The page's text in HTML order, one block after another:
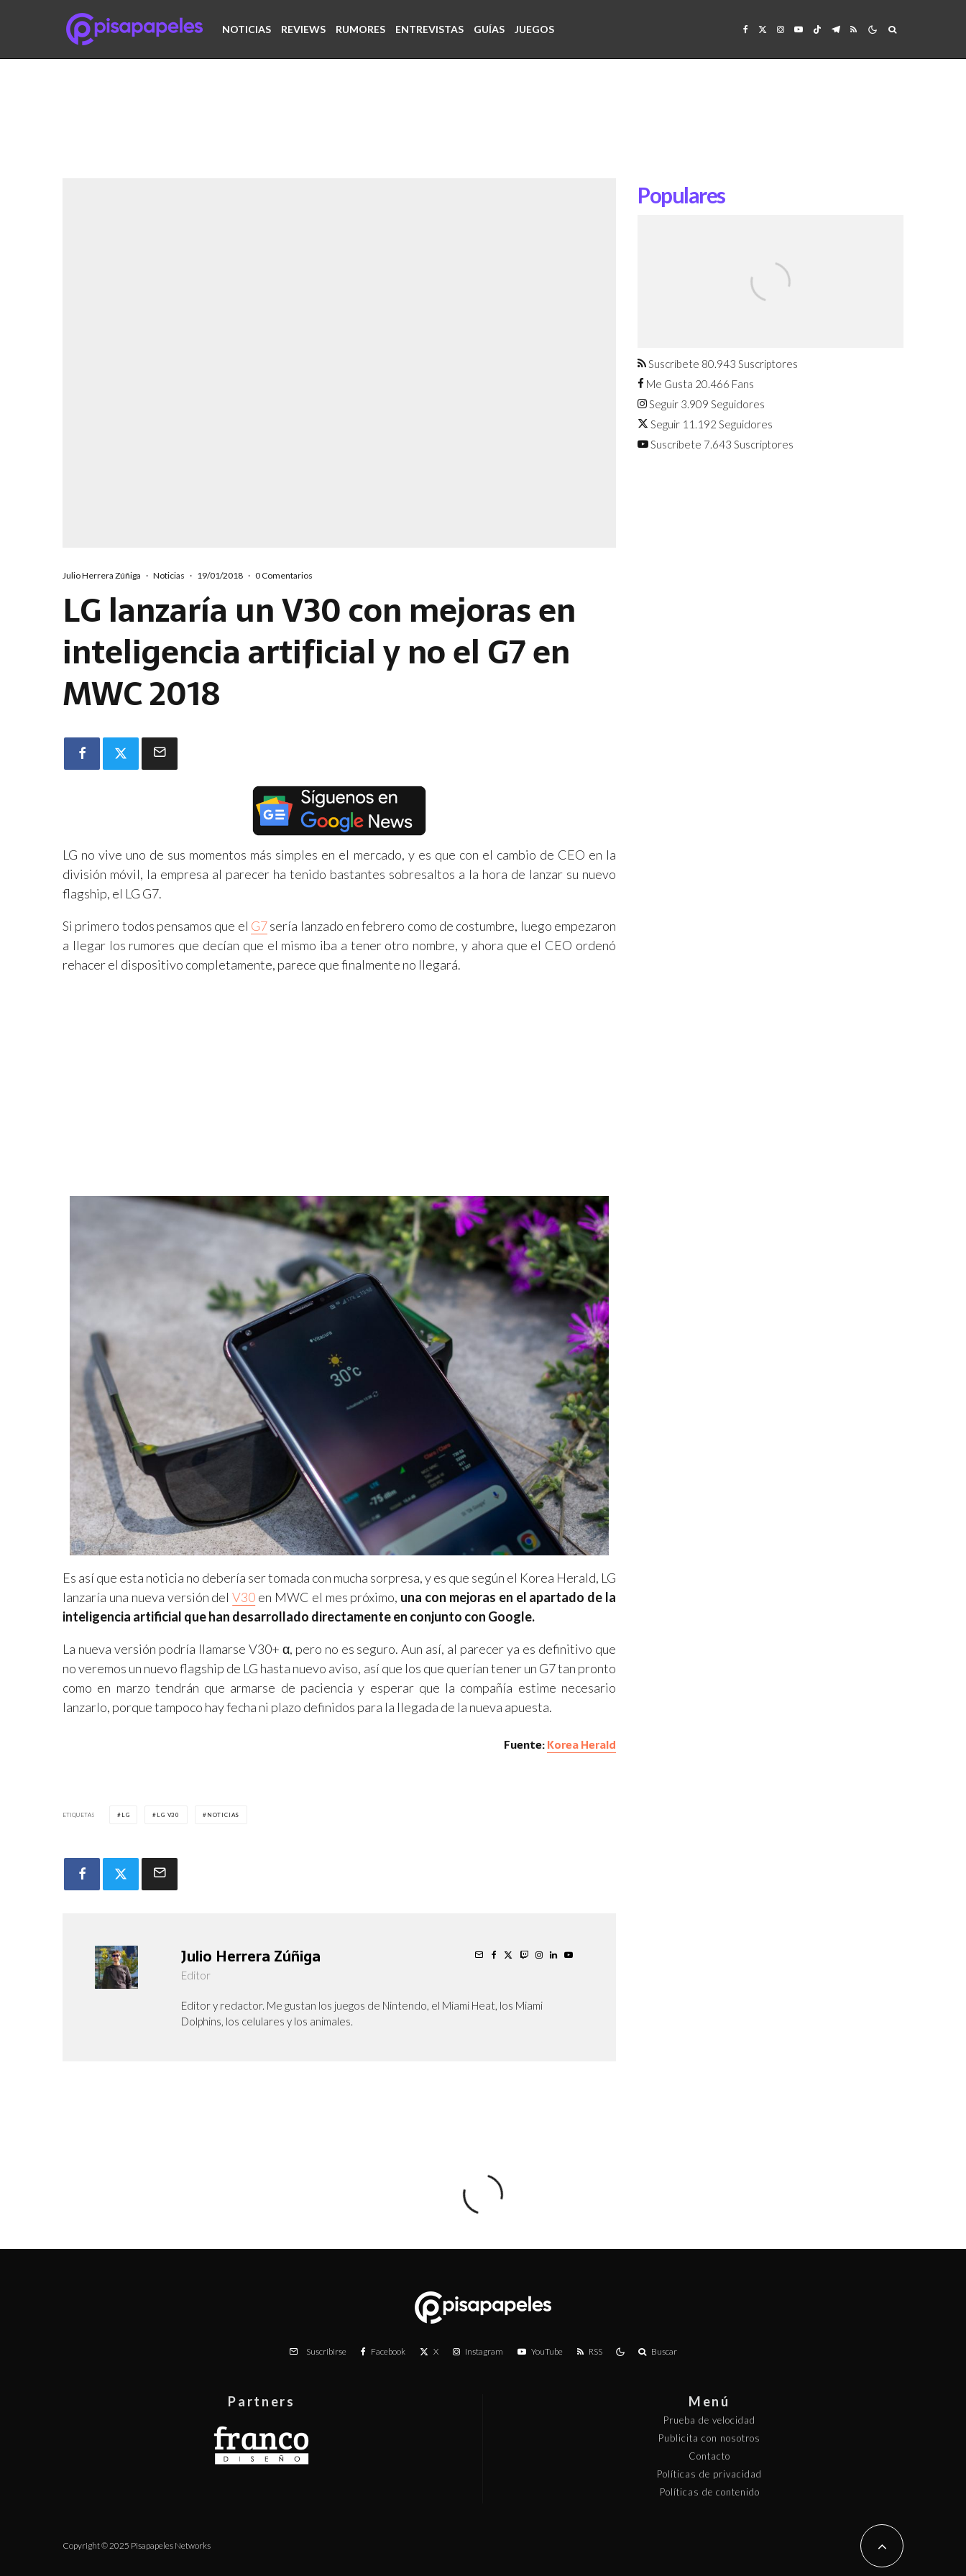
NOTICIAS REVIEWS RUMORES ENTREVISTAS GUÍAS JUEGOS
Julio Herrera Zúñiga · Noticias · 19/01/2018 · 0 Comentarios
LG lanzaría un V30 con mejoras en
inteligencia artificial y no el G7 en
MWC 2018
LG no vive uno de sus momentos más simples en el mercado, y es que con el cambio de CEO en la
división móvil, la empresa al parecer ha tenido bastantes sobresaltos a la hora de lanzar su nuevo
flagship, el LG G7.
Si primero todos pensamos que el G7sería lanzado en febrero como de costumbre, luego empezaron
a llegar los rumores que decían que el mismo iba a tener otro nombre, y ahora que el CEO ordenó
rehacer el dispositivo completamente, parece que finalmente no llegará.
Es así que esta noticia no debería ser tomada con mucha sorpresa, y es que según el Korea Herald, LG
lanzaría una nueva versión delV30 en MWC el mes próximo, una con mejoras en el apartado de la
inteligencia artificial que han desarrollado directamente en conjunto con Google.
La nueva versión podría llamarse V30+ α, pero no es seguro. Aun así, al parecer ya es definitivo que
no veremos un nuevo flagship de LG hasta nuevo aviso, así que los que querían tener un G7 tan pronto
como en marzo tendrán que armarse de paciencia y esperar que la compañía estime necesario
lanzarlo, porque tampoco hay fecha ni plazo definidos para la llegada de la nueva apuesta.
Fuente:Korea Herald
ETIQUETAS LG LG V30 NOTICIAS
Julio Herrera Zúñiga
Editor
Editor y redactor. Me gustan los juegos de Nintendo, el Miami Heat, los Miami
Dolphins, los celulares y los animales.
Populares
agosto
Suscríbete 80.943 Suscriptores
Me Gusta 20.466 Fans
Seguir 3.909 Seguidores
Seguir 11.192 Seguidores
Suscríbete 7.643 Suscriptores
Suscribirse Facebook X Instagram YouTube RSS Buscar
Partners Menú
Prueba de velocidad
Publicita con nosotros
Contacto
Políticas de privacidad
Políticas de contenido
Copyright © 2025 Pisapapeles Networks